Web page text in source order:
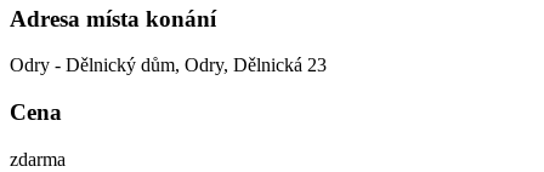
Adresa místa konání
Odry - Dělnický dům, Odry, Dělnická 23
Cena
zdarma